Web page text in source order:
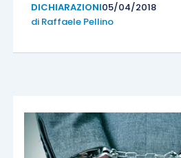
DICHIARAZIONI05/04/2018
di Raffaele Pellino